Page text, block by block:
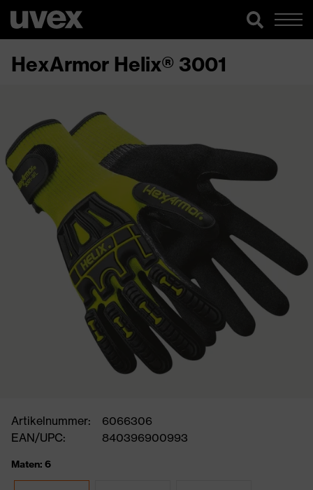
HexArmor Helix® 3001
Artikelnummer:
6066306
EAN/UPC:
840396900993
Maten: 6